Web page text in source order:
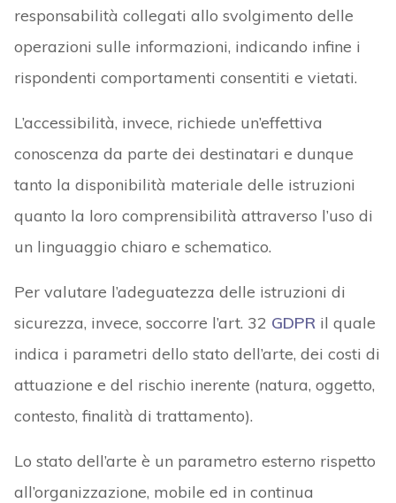
responsabilità collegati allo svolgimento delle
operazioni sulle informazioni, indicando infine i
rispondenti comportamenti consentiti e vietati.
L’accessibilità, invece, richiede un’effettiva
conoscenza da parte dei destinatari e dunque
tanto la disponibilità materiale delle istruzioni
quanto la loro comprensibilità attraverso l’uso di
un linguaggio chiaro e schematico.
Per valutare l’adeguatezza delle istruzioni di
sicurezza, invece, soccorre l’art. 32 GDPRil quale
indica i parametri dello stato dell’arte, dei costi di
attuazione e del rischio inerente (natura, oggetto,
contesto, finalità di trattamento).
Lo stato dell’arte è un parametro esterno rispetto
all’organizzazione, mobile ed in continua